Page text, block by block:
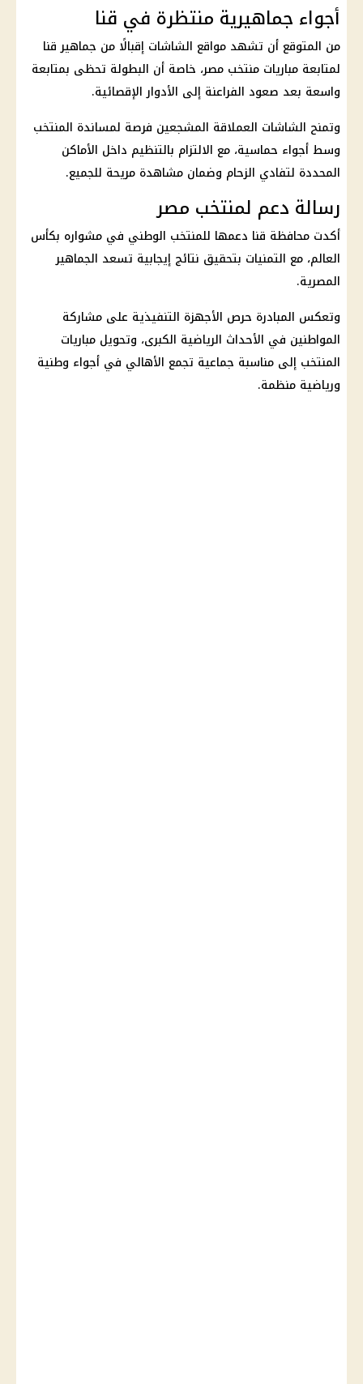
أجواء جماهيرية منتظرة في قنا
من المتوقع أن تشهد مواقع الشاشات إقبالًا من جماهير قنا
لمتابعة مباريات منتخب مصر، خاصة أن البطولة تحظى بمتابعة
واسعة بعد صعود الفراعنة إلى الأدوار الإقصائية.
وتمنح الشاشات العملاقة المشجعين فرصة لمساندة المنتخب
وسط أجواء حماسية، مع الالتزام بالتنظيم داخل الأماكن
المحددة لتفادي الزحام وضمان مشاهدة مريحة للجميع.
رسالة دعم لمنتخب مصر
أكدت محافظة قنا دعمها للمنتخب الوطني في مشواره بكأس
العالم، مع التمنيات بتحقيق نتائج إيجابية تسعد الجماهير
المصرية.
وتعكس المبادرة حرص الأجهزة التنفيذية على مشاركة
المواطنين في الأحداث الرياضية الكبرى، وتحويل مباريات
المنتخب إلى مناسبة جماعية تجمع الأهالي في أجواء وطنية
ورياضية منظمة.